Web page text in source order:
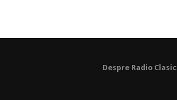
Despre Radio Clasic